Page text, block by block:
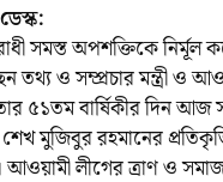
সমস্ত অপশক্তিকে নির্মূল
তথ্য ও সম্প্রচার মন্ত্রী ও
৫১তম বার্ষিকীর দিন আজ
শেখ মুজিবুর রহমানের
আওয়ামী লীগের ত্রাণ ও